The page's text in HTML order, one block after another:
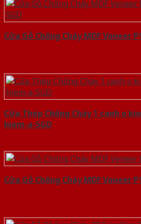
Cửa Gỗ Chống Cháy MDF Veneer
Cửa Thép Chống Cháy 1 canh o
hiem-a-SGD
Cửa Gỗ Chống Cháy MDF Veneer